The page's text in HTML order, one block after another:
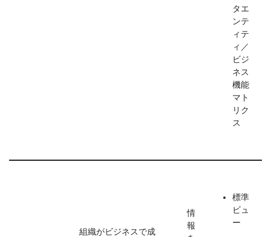
タエ
ンテ
ィテ
ィ／
ビジ
ネス
機能
マト
リク
ス
組織がビジネスで成
情
報
標準
ビュ
ー